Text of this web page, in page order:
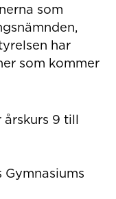
som
har
som kommer
9 till